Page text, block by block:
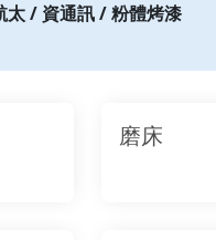
/ 資通訊 / 粉體烤漆
磨床